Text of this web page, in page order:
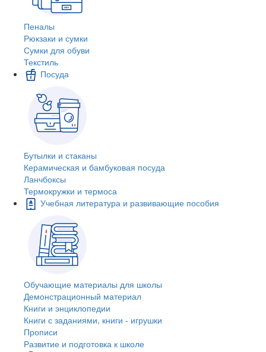
Пеналы
Рюкзаки и сумки
Сумки для обуви
Текстиль
Посуда
Бутылки и стаканы
Керамическая и бамбуковая посуда
Ланчбоксы
Термокружки и термоса
Учебная литература и развивающие пособия
Обучающие материалы для школы
Демонстрационный материал
Книги и энциклопедии
Книги с заданиями, книги - игрушки
Прописи
Развитие и подготовка к школе